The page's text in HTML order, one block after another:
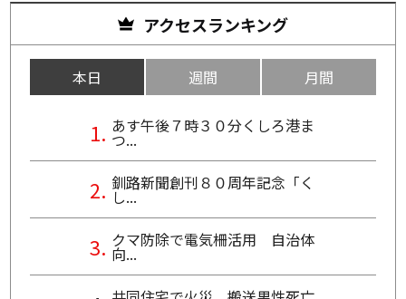
アクセスランキング
本日 週間 月間
あす午後７時３０分くしろ港ま
つ...
釧路新聞創刊８０周年記念「く
し...
クマ防除で電気柵活用 自治体
向...